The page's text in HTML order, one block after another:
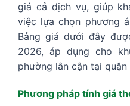
giá cả dịch vụ, giúp
việc lựa chọn phương
Bảng giá dưới đây
2026, áp dụng cho
phường lân cận tại
Phương pháp tính giá